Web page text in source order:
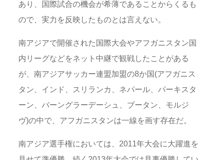
あり、国際試合の機会が希薄であることからくるも
ので、実力を反映したものとは言えない。
南アジアで開催された国際大会やアフガニスタン国
内リーグなどをネット中継で観戦したことがある
が、南アジアサッカー連盟加盟の8か国(アフガニス
タン、インド、スリランカ、ネパール、パーキスタ
ーン、バーングラーデーシュ、ブータン、モルジ
ヴ)の中で、アフガニスタンは一線を画す存在だ。
南アジア選手権においては、2011年大会に大躍進を